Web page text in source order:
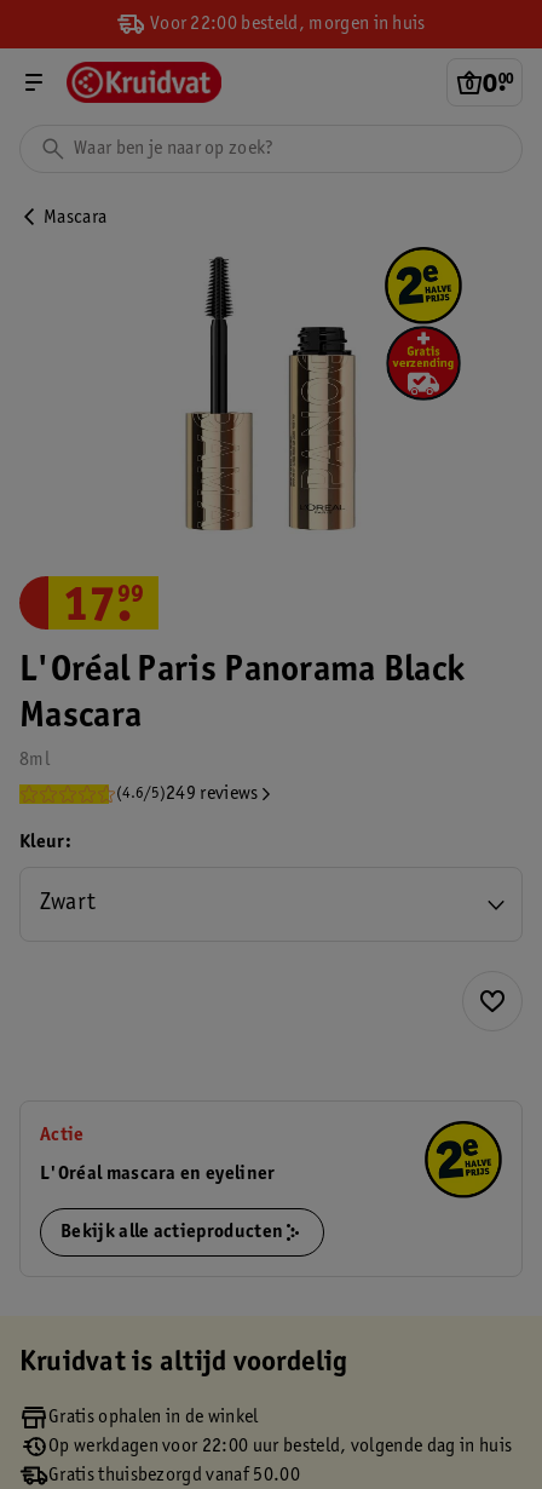
Voor 22:00 besteld, morgen in huis
0.
00
Mascara
L'Oréal Paris Panorama Black
Mascara
8ml
(4.6/5)249 reviews
17.
99
Kleur
Zwart
Actie
L'Oréal mascara en eyeliner
Bekijk alle actieproducten
Kruidvat is altijd voordelig
Gratis ophalen in de winkel
Op werkdagen voor 22:00 uur besteld, volgende dag in huis
Gratis thuisbezorgd vanaf 50.00